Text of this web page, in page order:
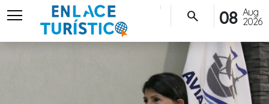
menu
Aug
2026
08
search